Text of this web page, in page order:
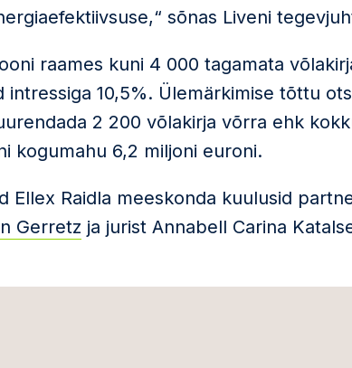
sõnas Liveni
raames kuni 4 000 tagamata
intressiga 10,5%. Ülemärkimise tõttu
2 200 võlakirja võrra ehk
kogumahu 6,2 miljoni euroni.
Ellex Raidla meeskonda kuulusid
Gerretz ja jurist Annabell Carina